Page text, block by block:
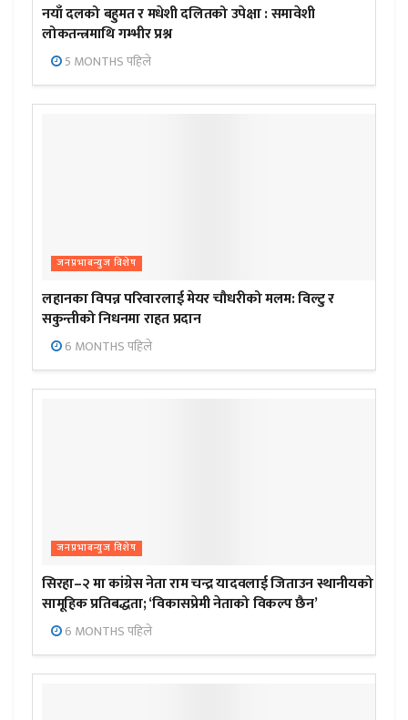
नयाँ दलको बहुमत र मधेशी दलितको उपेक्षा : समावेशी
लोकतन्त्रमाथि गम्भीर प्रश्न
5 MONTHS पहिले
जनप्रभाबन्युज विशेष
लहानका विपन्न परिवारलाई मेयर चौधरीको मलम: विल्टु र
सकुन्तीको निधनमा राहत प्रदान
6 MONTHS पहिले
जनप्रभाबन्युज विशेष
सिरहा–२ मा कांग्रेस नेता राम चन्द्र यादवलाई जिताउन स्थानीयको
सामूहिक प्रतिबद्धता; ‘विकासप्रेमी नेताको विकल्प छैन’
6 MONTHS पहिले